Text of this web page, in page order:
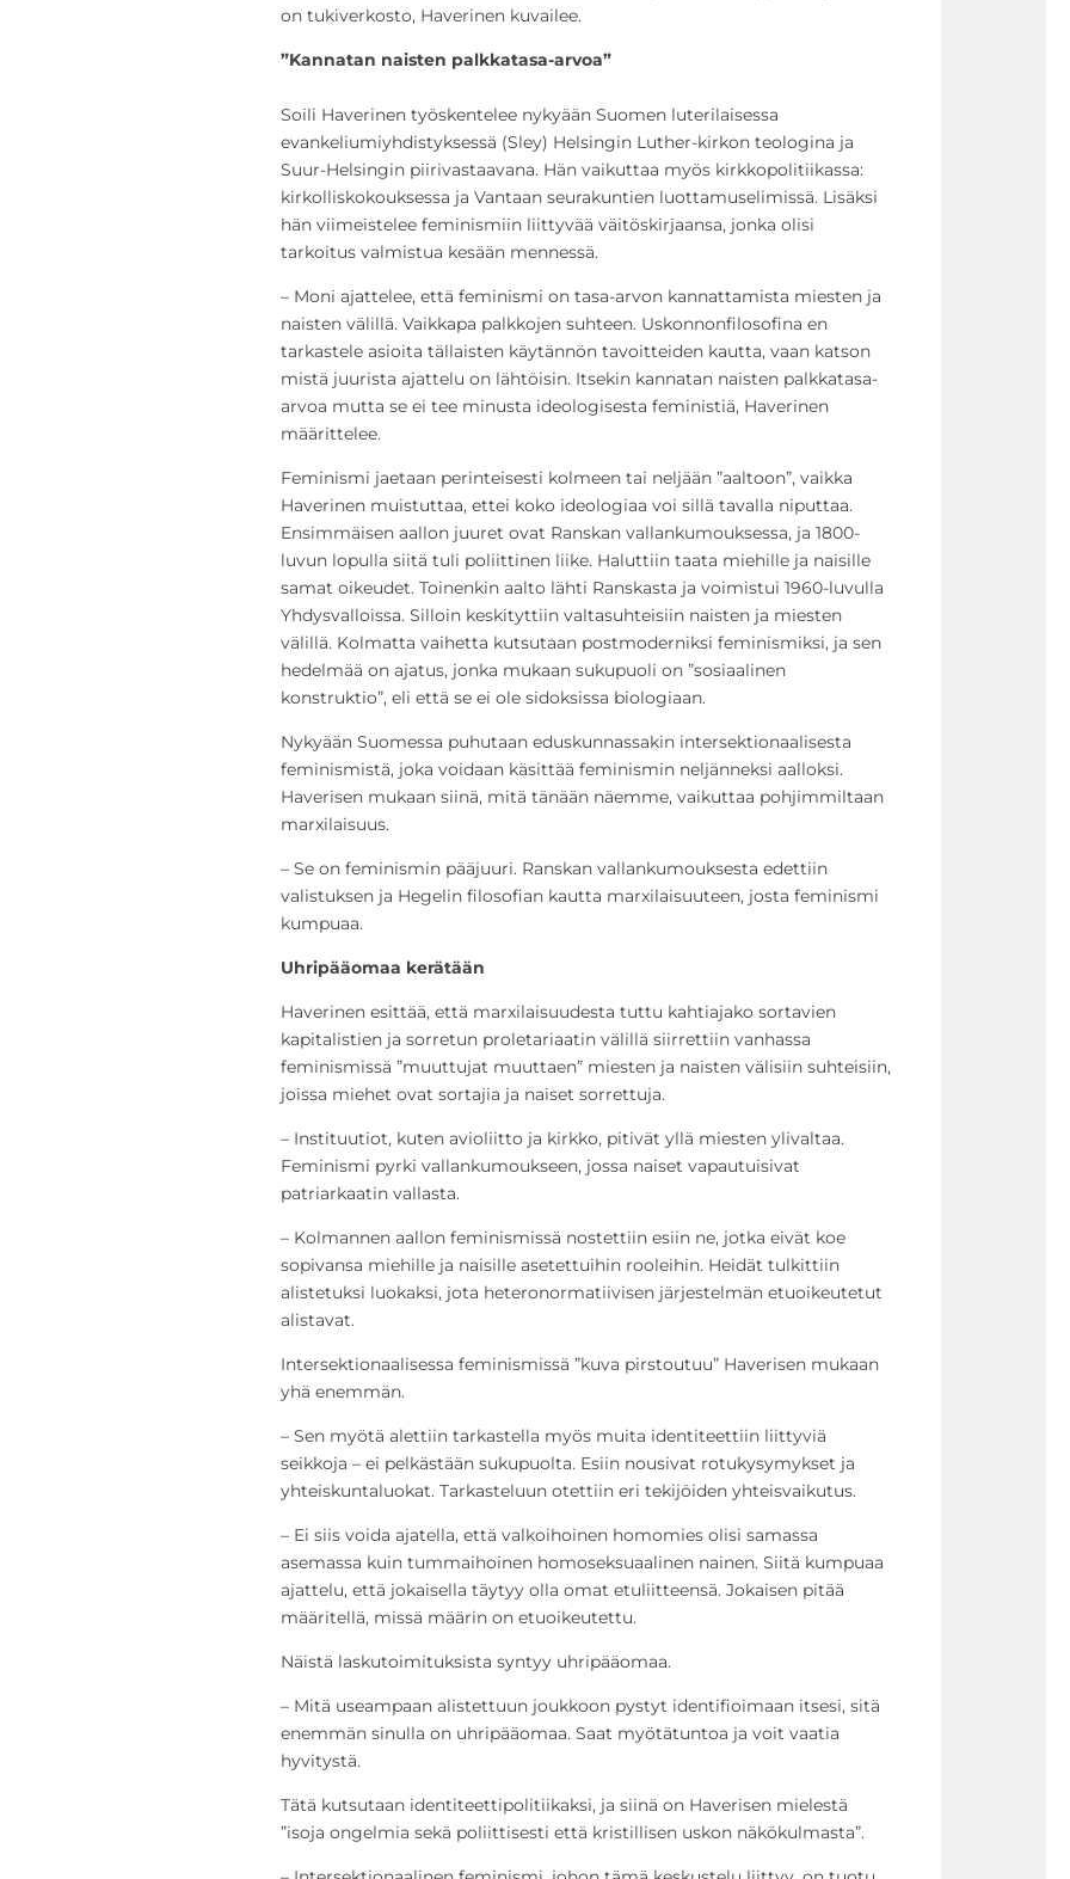
on tukiverkosto, Haverinen kuvailee.
”Kannatan naisten palkkatasa-arvoa”
Soili Haverinen työskentelee nykyään Suomen luterilaisessa
evankeliumiyhdistyksessä (Sley) Helsingin Luther-kirkon teologina ja
Suur-Helsingin piirivastaavana. Hän vaikuttaa myös kirkkopolitiikassa:
kirkolliskokouksessa ja Vantaan seurakuntien luottamuselimissä. Lisäksi
hän viimeistelee feminismiin liittyvää väitöskirjaansa, jonka olisi
tarkoitus valmistua kesään mennessä.
– Moni ajattelee, että feminismi on tasa-arvon kannattamista miesten ja
naisten välillä. Vaikkapa palkkojen suhteen. Uskonnonfilosofina en
tarkastele asioita tällaisten käytännön tavoitteiden kautta, vaan katson
mistä juurista ajattelu on lähtöisin. Itsekin kannatan naisten palkkatasa-
arvoa mutta se ei tee minusta ideologisesta feministiä, Haverinen
määrittelee.
Feminismi jaetaan perinteisesti kolmeen tai neljään ”aaltoon”, vaikka
Haverinen muistuttaa, ettei koko ideologiaa voi sillä tavalla niputtaa.
Ensimmäisen aallon juuret ovat Ranskan vallankumouksessa, ja 1800-
luvun lopulla siitä tuli poliittinen liike. Haluttiin taata miehille ja naisille
samat oikeudet. Toinenkin aalto lähti Ranskasta ja voimistui 1960-luvulla
Yhdysvalloissa. Silloin keskityttiin valtasuhteisiin naisten ja miesten
välillä. Kolmatta vaihetta kutsutaan postmoderniksi feminismiksi, ja sen
hedelmää on ajatus, jonka mukaan sukupuoli on ”sosiaalinen
konstruktio”, eli että se ei ole sidoksissa biologiaan.
Nykyään Suomessa puhutaan eduskunnassakin intersektionaalisesta
feminismistä, joka voidaan käsittää feminismin neljänneksi aalloksi.
Haverisen mukaan siinä, mitä tänään näemme, vaikuttaa pohjimmiltaan
marxilaisuus.
– Se on feminismin pääjuuri. Ranskan vallankumouksesta edettiin
valistuksen ja Hegelin filosofian kautta marxilaisuuteen, josta feminismi
kumpuaa.
Uhripääomaa kerätään
Haverinen esittää, että marxilaisuudesta tuttu kahtiajako sortavien
kapitalistien ja sorretun proletariaatin välillä siirrettiin vanhassa
feminismissä ”muuttujat muuttaen” miesten ja naisten välisiin suhteisiin,
joissa miehet ovat sortajia ja naiset sorrettuja.
– Instituutiot, kuten avioliitto ja kirkko, pitivät yllä miesten ylivaltaa.
Feminismi pyrki vallankumoukseen, jossa naiset vapautuisivat
patriarkaatin vallasta.
– Kolmannen aallon feminismissä nostettiin esiin ne, jotka eivät koe
sopivansa miehille ja naisille asetettuihin rooleihin. Heidät tulkittiin
alistetuksi luokaksi, jota heteronormatiivisen järjestelmän etuoikeutetut
alistavat.
Intersektionaalisessa feminismissä ”kuva pirstoutuu” Haverisen mukaan
yhä enemmän.
– Sen myötä alettiin tarkastella myös muita identiteettiin liittyviä
seikkoja – ei pelkästään sukupuolta. Esiin nousivat rotukysymykset ja
yhteiskuntaluokat. Tarkasteluun otettiin eri tekijöiden yhteisvaikutus.
– Ei siis voida ajatella, että valkoihoinen homomies olisi samassa
asemassa kuin tummaihoinen homoseksuaalinen nainen. Siitä kumpuaa
ajattelu, että jokaisella täytyy olla omat etuliitteensä. Jokaisen pitää
määritellä, missä määrin on etuoikeutettu.
Näistä laskutoimituksista syntyy uhripääomaa.
– Mitä useampaan alistettuun joukkoon pystyt identifioimaan itsesi, sitä
enemmän sinulla on uhripääomaa. Saat myötätuntoa ja voit vaatia
hyvitystä.
Tätä kutsutaan identiteettipolitiikaksi, ja siinä on Haverisen mielestä
”isoja ongelmia sekä poliittisesti että kristillisen uskon näkökulmasta”.